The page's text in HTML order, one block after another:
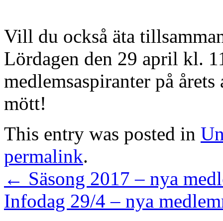
Vill du också äta
Lördagen den 29 april kl.
medlemsaspiranter på
mött!
This entry was posted in
permalink.
← Säsong 2017 – nya
Infodag 29/4 – nya